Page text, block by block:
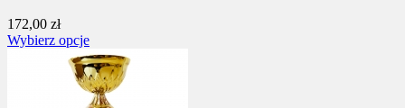
172,00 zł
Wybierz opcje